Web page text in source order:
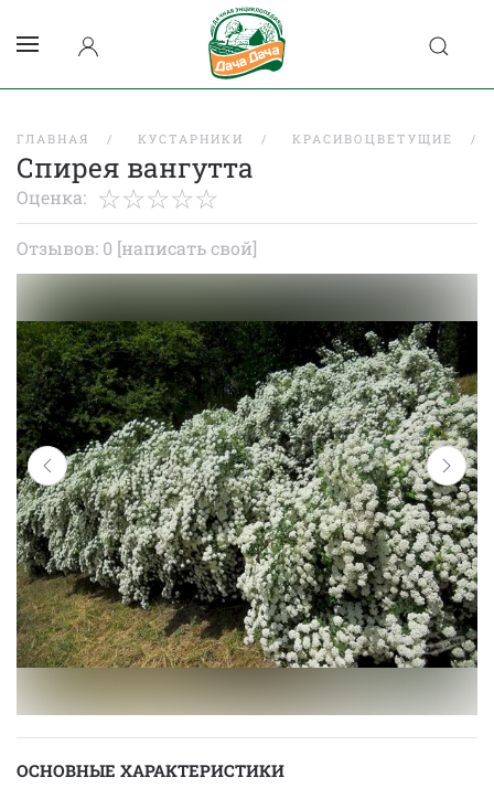
ГЛАВНАЯ КУСТАРНИКИ КРАСИВОЦВЕТУЩИЕ
Спирея вангутта
Оценка:
Отзывов: 0 [написать свой]
ОСНОВНЫЕ ХАРАКТЕРИСТИКИ